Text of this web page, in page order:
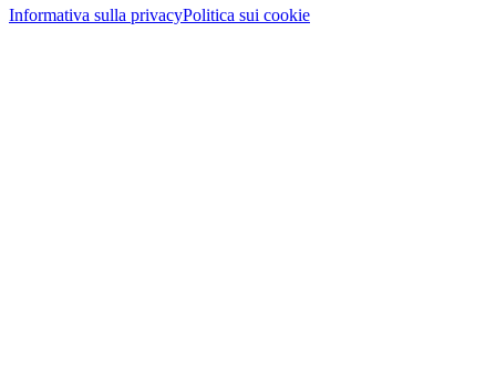
Informativa sulla privacyPolitica sui cookie